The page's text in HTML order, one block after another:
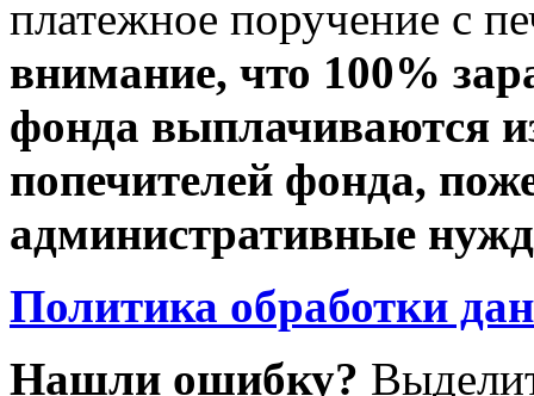
платежное поручение с
внимание, что 100%
фонда выплачиваются
попечителей фонда,
административные
Политика обработки
Нашли ошибку?